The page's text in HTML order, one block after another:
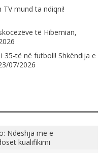
TV mund ta ndiqni!
të Hibernian,
të në futboll! Shkëndija e
07/2026
Ndeshja më e
kualifikimi